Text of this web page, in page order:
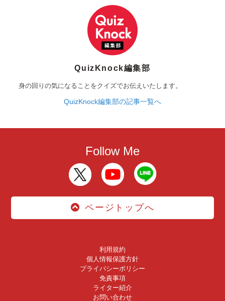
QuizKnock編集部
身の回りの気になることをクイズでお伝えいたします。
QuizKnock編集部の記事一覧へ
Follow Me
ページトップへ
利用規約
個人情報保護方針
プライバシーポリシー
免責事項
ライター紹介
お問い合わせ